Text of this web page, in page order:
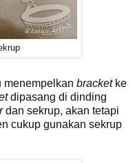
menempelkan bracketke
dipasang di dinding
dan sekrup, akan tetapi
cukup gunakan sekrup